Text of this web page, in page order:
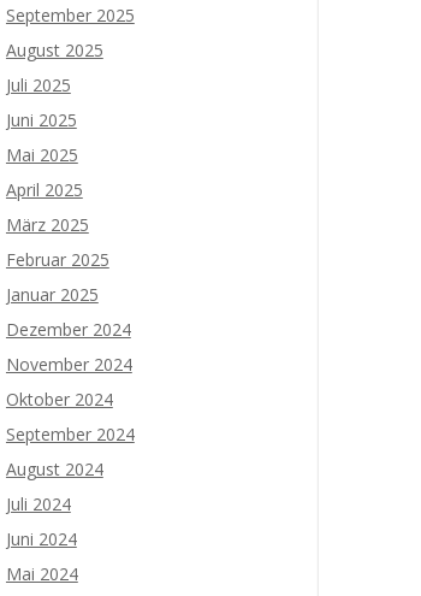
September 2025
August 2025
Juli 2025
Juni 2025
Mai 2025
April 2025
März 2025
Februar 2025
Januar 2025
Dezember 2024
November 2024
Oktober 2024
September 2024
August 2024
Juli 2024
Juni 2024
Mai 2024